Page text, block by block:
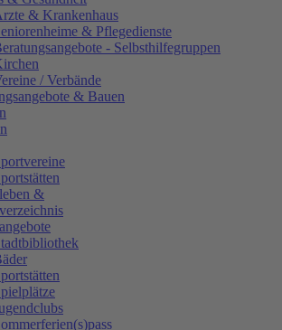
& Krankenhaus
& Pflegedienste
- Selbsthilfegruppen
/ Verbände
& Bauen
&